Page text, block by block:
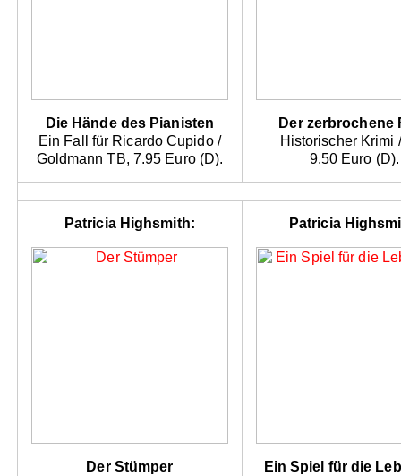
Die Hände des Pianisten
Ein Fall für Ricardo Cupido /
Goldmann TB, 7.95 Euro (D).
Der zerbrochene
Historischer Krimi
9.50 Euro (D).
Patricia Highsmith:
Der Stümper
Patricia
Ein Spiel für die